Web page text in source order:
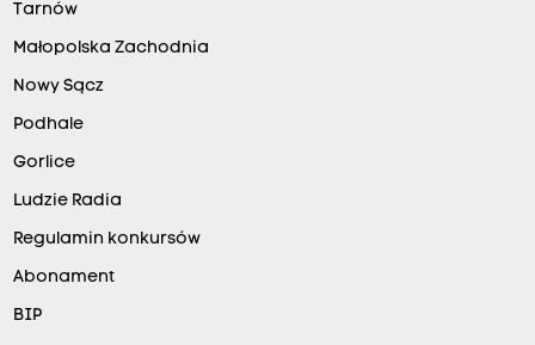
Tarnów
Małopolska Zachodnia
Nowy Sącz
Podhale
Gorlice
Ludzie Radia
Regulamin konkursów
Abonament
BIP